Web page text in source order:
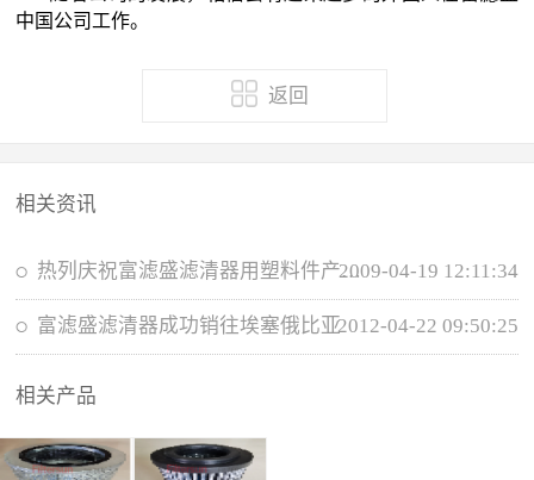
中国公司工作。
返回
相关资讯
热列庆祝富滤盛滤清器用塑料件产品全部实现...
2009-04-19 12:11:34
富滤盛滤清器成功销往埃塞俄比亚2012-04-22 09:50:25
相关产品